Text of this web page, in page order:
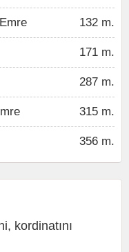
132 m.
171 m.
287 m.
315 m.
356 m.
kordinatını